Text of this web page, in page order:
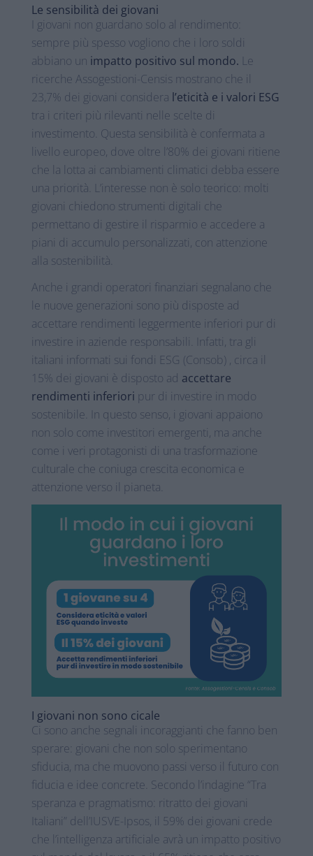
Le sensibilità dei giovani
I giovani non guardano solo al rendimento:
sempre più spesso vogliono che i loro soldi
abbiano un impatto positivo sul mondo. Le
ricerche Assogestioni-Censis mostrano che il
23,7% dei giovani considera l’eticità e i valori ESG
tra i criteri più rilevanti nelle scelte di
investimento. Questa sensibilità è confermata a
livello europeo, dove oltre l’80% dei giovani ritiene
che la lotta ai cambiamenti climatici debba essere
una priorità. L’interesse non è solo teorico: molti
giovani chiedono strumenti digitali che
permettano di gestire il risparmio e accedere a
piani di accumulo personalizzati, con attenzione
alla sostenibilità.
Anche i grandi operatori finanziari segnalano che
le nuove generazioni sono più disposte ad
accettare rendimenti leggermente inferiori pur di
investire in aziende responsabili. Infatti, tra gli
italiani informati sui fondi ESG (Consob) , circa il
15% dei giovani è disposto ad accettare
rendimenti inferiori pur di investire in modo
sostenibile. In questo senso, i giovani appaiono
non solo come investitori emergenti, ma anche
come i veri protagonisti di una trasformazione
culturale che coniuga crescita economica e
attenzione verso il pianeta.
I giovani non sono cicale
Ci sono anche segnali incoraggianti che fanno ben
sperare: giovani che non solo sperimentano
sfiducia, ma che muovono passi verso il futuro con
fiducia e idee concrete. Secondo l’indagine “Tra
speranza e pragmatismo: ritratto dei giovani
Italiani” dell’IUSVE-Ipsos, il 59% dei giovani crede
che l’intelligenza artificiale avrà un impatto positivo